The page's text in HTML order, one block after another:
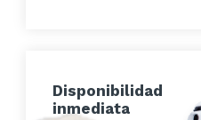
Disponibilidad
inmediata